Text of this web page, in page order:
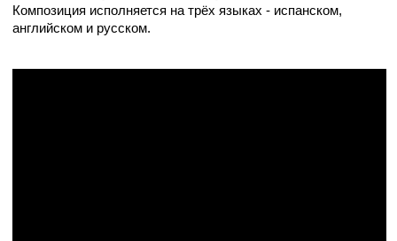
Композиция исполняется на трёх языках - испанском,
английском и русском.